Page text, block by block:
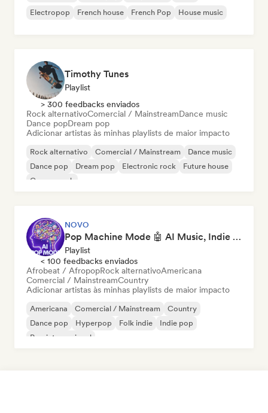
Electropop
French house French Pop House music
Timothy Tunes
Playlist
> 300 feedbacks enviados
Rock alternativoComercial / MainstreamDance music
Dance popDream pop
Adicionar artistas às minhas playlists de maior impacto
Rock alternativo Comercial / Mainstream
Dance music
Dance pop
Dream pop Electronic rock
Future house
Garage rock
NOVO
Pop Machine Mode 🤖 AI Music, Indie Pop & Dream Pop
Playlist
< 100 feedbacks enviados
Afrobeat / AfropopRock alternativoAmericana
Comercial / MainstreamCountry
Adicionar artistas às minhas playlists de maior impacto
Americana Comercial / Mainstream
Country
Dance pop
Hyperpop Folk indie
Indie pop
Pop internacional